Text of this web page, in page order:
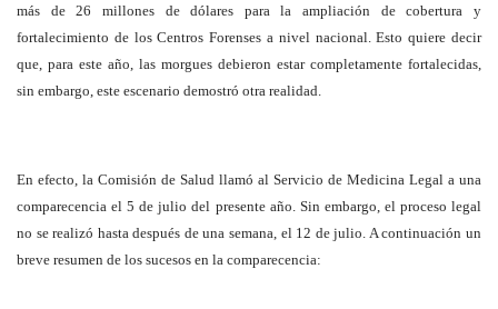
más de 26 millones de dólares para la ampliación de cobertura y
fortalecimiento de los Centros Forenses a nivel nacional. Esto quiere decir
que, para este año, las morgues debieron estar completamente fortalecidas,
sin embargo, este escenario demostró otra realidad.
En efecto, la Comisión de Salud llamó al Servicio de Medicina Legal a una
comparecencia el 5 de julio del presente año. Sin embargo, el proceso legal
no se realizó hasta después de una semana, el 12 de julio. A continuación un
breve resumen de los sucesos en la comparecencia: